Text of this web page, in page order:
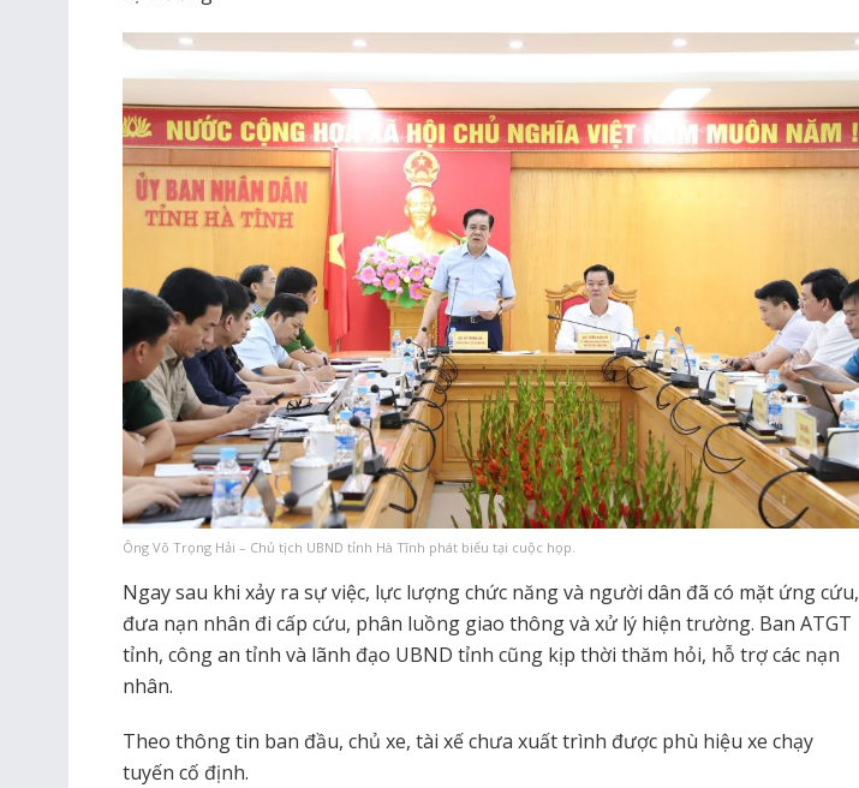
Ông Võ Trọng Hải – Chủ tịch UBND tỉnh Hà Tĩnh phát biểu tại cuộc họp.
Ngay sau khi xảy ra sự việc, lực lượng chức năng và người dân đã có mặt ứng cứu,
đưa nạn nhân đi cấp cứu, phân luồng giao thông và xử lý hiện trường. Ban ATGT
tỉnh, công an tỉnh và lãnh đạo UBND tỉnh cũng kịp thời thăm hỏi, hỗ trợ các nạn
nhân.
Theo thông tin ban đầu, chủ xe, tài xế chưa xuất trình được phù hiệu xe chạy
tuyến cố định.